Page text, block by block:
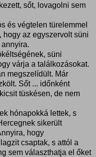
sőt, lovagolni sem
és végtelen türelemmel
az egyszervolt süni
süni
várja a találkozásokat.
megszelídült. Már
Sőt ... időnként
tüskésen, de nem
hónapokká lettek, s
sikerült
hogy
csaptak, s attól a
sem választhatja el őket